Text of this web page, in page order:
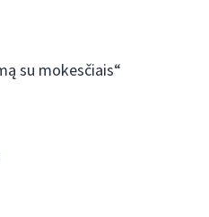
su mokesčiais“